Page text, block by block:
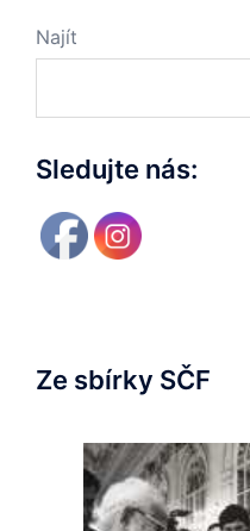
Najít
Sledujte nás:
Ze sbírky SČF